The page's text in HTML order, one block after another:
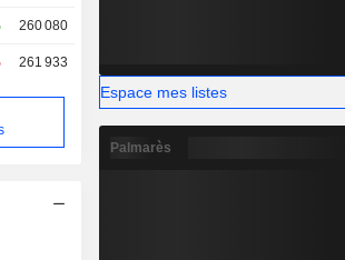
aux
260 080
261 933
Espace mes listes
Palmarès